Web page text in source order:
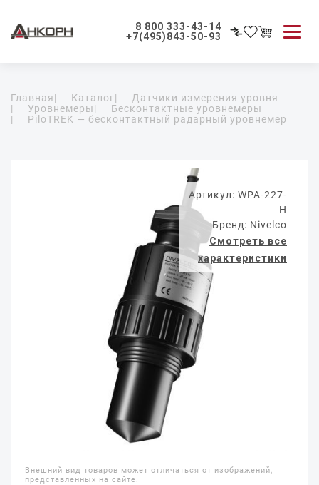
8 800 333-43-14
+7(495)843-50-93
Применение приборов
Как мы работаем
Главная| Каталог|
Датчики измерения уровня
|
Уровнемеры|
Бесконтактные уровнемеры
|
PiloTREK — бесконтактный радарный уровнемер
Артикул: WPA-227-
H
Бренд: Nivelco
Смотреть все
характеристики
Внешний вид товаров может отличаться от изображений,
представленных на сайте.